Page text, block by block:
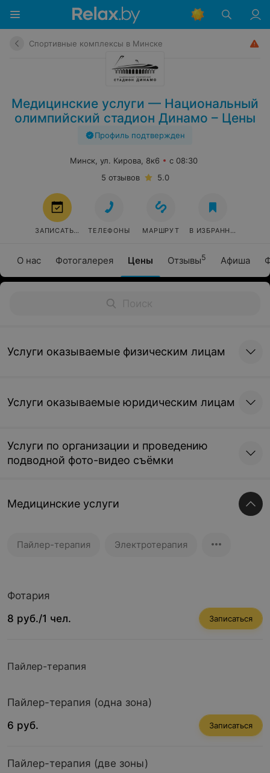
Спортивные комплексы в Минске
Медицинские услуги — Национальный
олимпийский стадион Динамо – Цены
Профиль подтвержден
О нас Фотогалерея Цены Отзывы5 Афиша
Минск, ул. Кирова, 8к6
с 08:30
5 отзывов
5.0
ЗАПИСАТЬСЯ ТЕЛЕФОНЫ МАРШРУТ В ИЗБРАННОЕ
Услуги оказываемые физическим лицам
Услуги оказываемые юридическим лицам
Услуги по организации и проведению
подводной фото-видео съёмки
Медицинские услуги
Пайлер-терапия Электротерапия
Фотария
8 руб./1 чел.
Записаться
Пайлер-терапия
Пайлер-терапия (одна зона)
6 руб.
Записаться
Пайлер-терапия (две зоны)